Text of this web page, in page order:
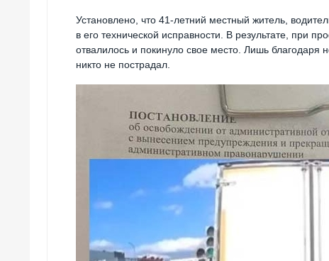
Установлено, что 41-летний местный житель,
в его технической исправности. В результате, при
отвалилось и покинуло свое место. Лишь
никто не пострадал.